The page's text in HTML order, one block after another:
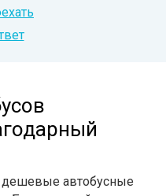
дешевые автобусные